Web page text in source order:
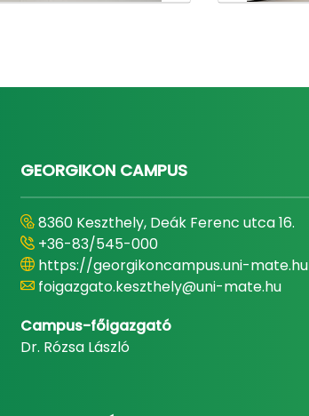
GEORGIKON CAMPUS
8360 Keszthely, Deák Ferenc utca 16.
+36-83/545-000
https://georgikoncampus.uni-mate.hu
foigazgato.keszthely@uni-mate.hu
Campus-főigazgató
Dr. Rózsa László